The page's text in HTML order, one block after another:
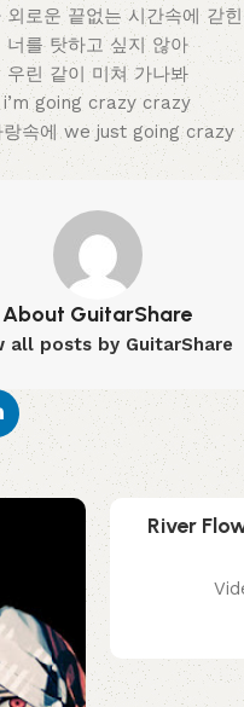
외로운 끝없는 시간속에 갇
너를 탓하고 싶지 않아
우린 같이 미쳐 가나봐
i’m going crazy crazy
랑속에 we just going crazy
About GuitarShare
all posts by GuitarShare
River